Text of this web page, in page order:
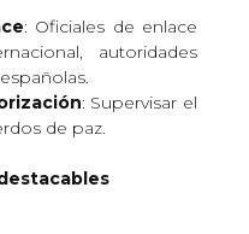
: Oficiales de enlace
autoridades
: Supervisar el
de paz.